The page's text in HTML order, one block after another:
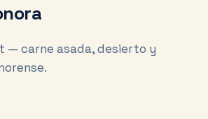
— carne asada, desierto y